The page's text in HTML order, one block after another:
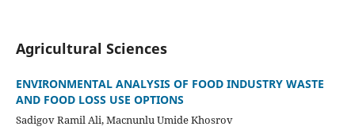
Agricultural Sciences
ENVIRONMENTAL ANALYSIS OF FOOD INDUSTRY WASTE
AND FOOD LOSS USE OPTIONS
Sadigov Ramil Ali, Macnunlu Umide Khosrov